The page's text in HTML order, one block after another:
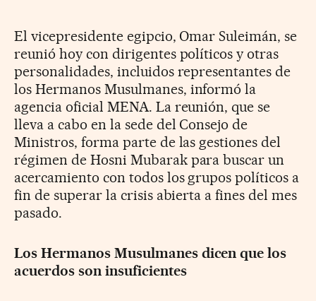
El vicepresidente egipcio, Omar Suleimán, se
reunió hoy con dirigentes políticos y otras
personalidades, incluidos representantes de
los Hermanos Musulmanes, informó la
agencia oficial MENA. La reunión, que se
lleva a cabo en la sede del Consejo de
Ministros, forma parte de las gestiones del
régimen de Hosni Mubarak para buscar un
acercamiento con todos los grupos políticos a
fin de superar la crisis abierta a fines del mes
pasado.
Los Hermanos Musulmanes dicen que los
acuerdos son insuficientes